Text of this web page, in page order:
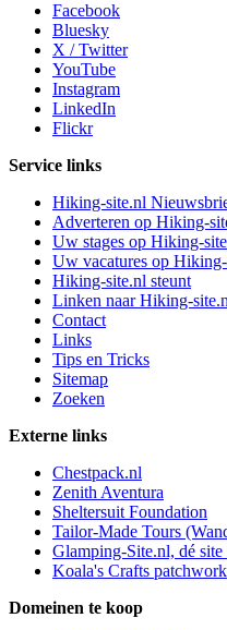
Facebook
Bluesky
X / Twitter
YouTube
Instagram
LinkedIn
Flickr
Service links
Hiking-site.nl
Adverteren op Hiking-
Uw stages op Hiking-
Uw vacatures op
Hiking-site.nl steunt
Linken naar Hiking-
Contact
Links
Tips en Tricks
Sitemap
Zoeken
Externe links
Chestpack.nl
Zenith Aventura
Sheltersuit Foundation
Tailor-Made Tours
Glamping-Site.nl, dé
Koala's Crafts patchwork
Domeinen te koop